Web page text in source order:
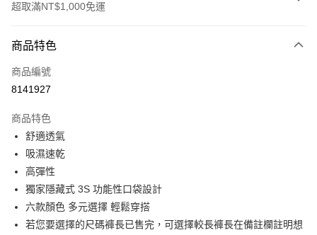
超取滿NT$1,000免運
信用卡一次付款
信用卡分期付款
合作金庫商業銀行
華南商業銀行
上海商業儲蓄銀行
國泰世華商業銀行
臺灣中小企業銀行
匯豐（台灣）商業銀行
聯邦商業銀行
元大商業銀行
永豐商業銀行
超商取貨付款
LINE Pay
Apple Pay
街口支付
商品特色
商品編號
8141927
商品特色
舒適透氣
吸濕速乾
高彈性
獨家隱藏式 3S 功能性口袋設計
六款顏色 多元選擇 輕鬆穿搭
若您要選擇的尺碼褲長已售完，可選擇較長褲長在備註欄註明想